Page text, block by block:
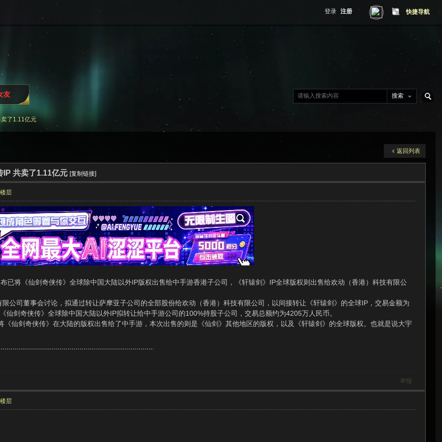
快捷导航
登录 注册
搜索
友
了1.11亿元
返回列表
IP 共卖了1.11亿元 [复制链接]
层
已将《仙剑奇侠传》全球除中国大陆以外IP版权出售给中手游香港子公司，《轩辕剑》IP全球版权则出售给欢动（香港）科技有限公
司董事会讨论，拟通过转让萨摩亚子公司的全部股份给欢动（香港）科技有限公司，以间接转让《轩辕剑》的全球IP，交易金额为
仙剑奇侠传》全球除中国大陆以外IP拟转让给中手游公司的100%持股子公司，交易总额约为4205万人民币。
剑奇侠传》在大陆的版权出售给了中手游，本次出售的则是《仙剑》其他地区的版权，以及《轩辕剑》的全球版权。也就是说大宇
举报
层